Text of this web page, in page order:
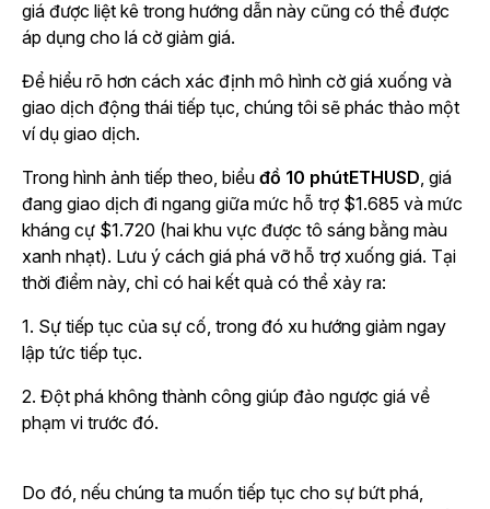
giá được liệt kê trong hướng dẫn này cũng có thể được
áp dụng cho lá cờ giảm giá.
Để hiểu rõ hơn cách xác định mô hình cờ giá xuống và
giao dịch động thái tiếp tục, chúng tôi sẽ phác thảo một
ví dụ giao dịch.
Trong hình ảnh tiếp theo, biểu đồ 10 phútETHUSD , giá
đang giao dịch đi ngang giữa mức hỗ trợ $1.685 và mức
kháng cự $1.720 (hai khu vực được tô sáng bằng màu
xanh nhạt). Lưu ý cách giá phá vỡ hỗ trợ xuống giá. Tại
thời điểm này, chỉ có hai kết quả có thể xảy ra:
1. Sự tiếp tục của sự cố, trong đó xu hướng giảm ngay
lập tức tiếp tục.
2. Đột phá không thành công giúp đảo ngược giá về
phạm vi trước đó.
Do đó, nếu chúng ta muốn tiếp tục cho sự bứt phá,